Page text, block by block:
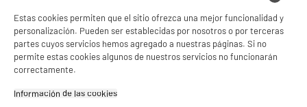
Peso neto 0,254kg
Nombre del fabricante,
nombre de la empresa o marca
registrada
CARTINDUSTRIA VENETA
S.R.L
Dirección de envio
Estas cookies permiten que el sitio ofrezca una mejor funcionalidad y
personalización. Pueden ser establecidas por nosotros o por terceras
partes cuyos servicios hemos agregado a nuestras páginas. Si no
permite estas cookies algunos de nuestros servicios no funcionarán
correctamente.
Información de las cookies‎